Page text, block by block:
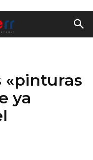
«pinturas
ya